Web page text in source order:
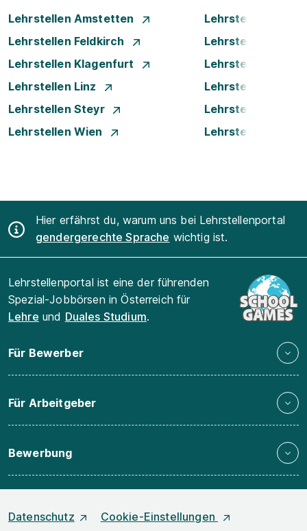
Lehrstellen Amstetten
Lehrstellen
Lehrstellen Feldkirch
Lehrstellen Graz
Lehrstellen Klagenfurt
Lehrstellen
Lehrstellen Linz
Lehrstellen
Lehrstellen Steyr
Lehrstellen Traun
Lehrstellen Wien
Lehrstellen
Hier erfährst du, warum uns bei Lehrstellenportal
gendergerechte Sprache wichtig ist.
Lehrstellenportal ist eine der führenden
Spezial-Jobbörsen in Österreich für
Lehre und Duales Studium.
Für Bewerber
Für Arbeitgeber
Bewerbung
Datenschutz Cookie-Einstellungen